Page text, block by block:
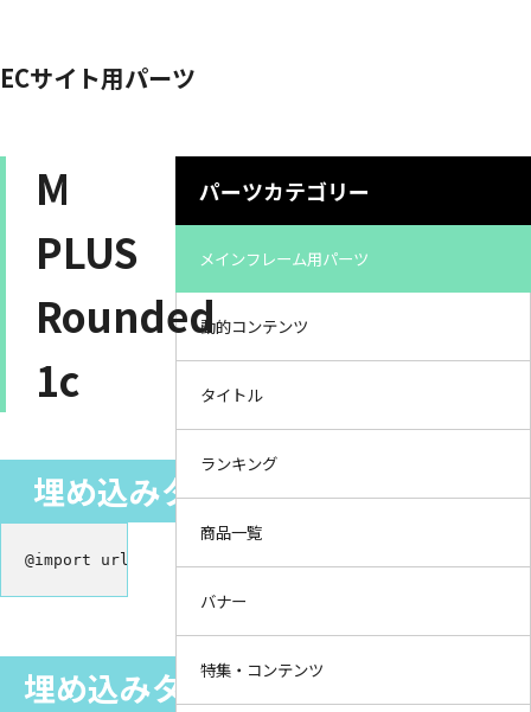
ECサイト用パーツ
M
PLUS
Rounded
1c
埋め込みタグ（スタイルシート）
@import url('https://fonts.googleapis.com/
埋め込みタグ（HTML／linkタグ）
パーツカテゴリー
メインフレーム用パーツ
動的コンテンツ
タイトル
ランキング
商品一覧
バナー
特集・コンテンツ